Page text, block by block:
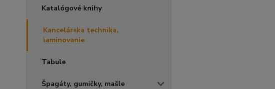
Katalógové knihy
Kancelárska technika,
laminovanie
Tabule
Špagáty, gumičky, mašle